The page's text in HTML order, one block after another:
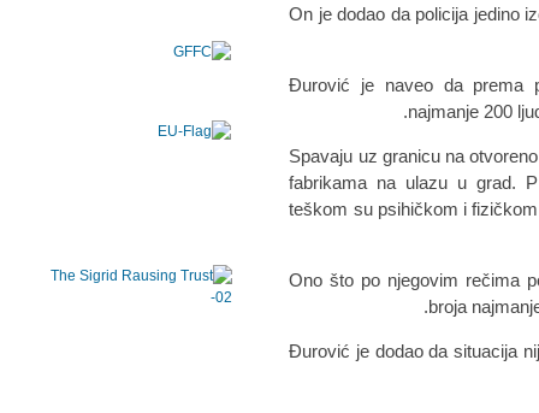
On je dodao da policija jedino
Đurović je naveo da prema
najmanje 200
"Spavaju uz granicu na
fabrikama na ulazu u grad.
teškom su psihičkom i
Ono što po njegovim rečima
broja
Đurović je dodao da situacija